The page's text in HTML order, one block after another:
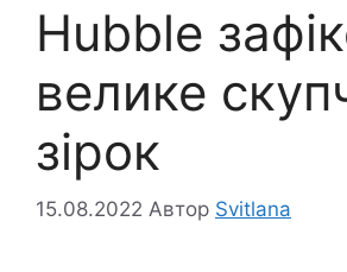
Hubble
велике
зірок
15.08.2022 Автор Svitlana